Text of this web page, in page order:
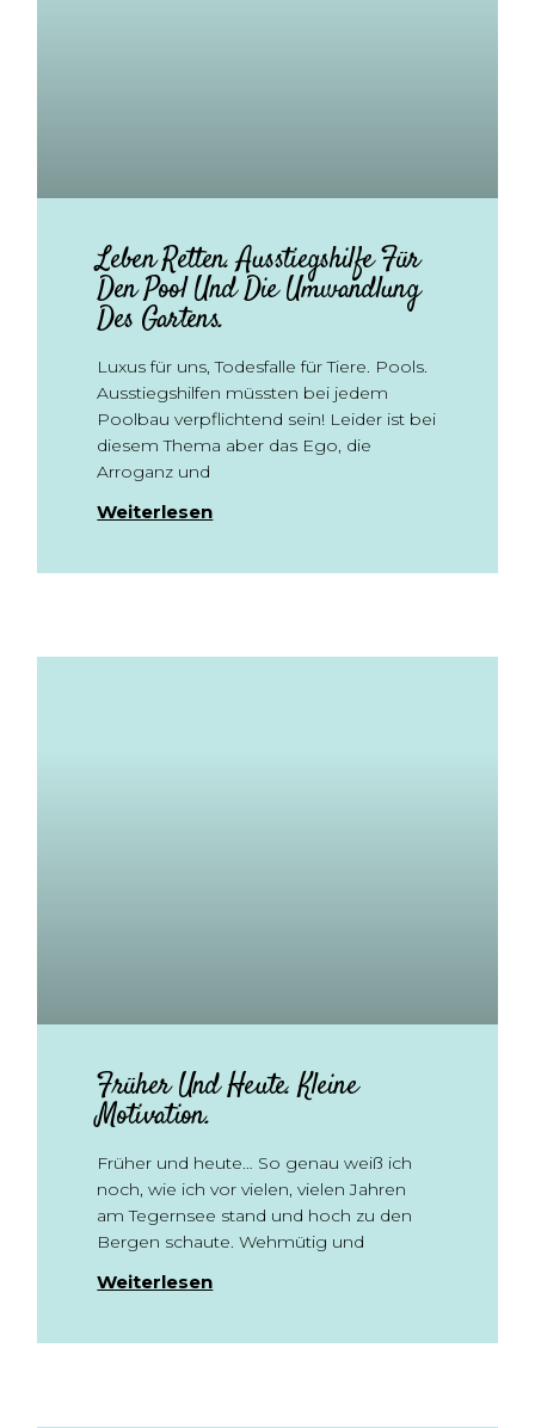
Leben Retten. Ausstiegshilfe Für
Den Pool Und Die Umwandlung
Des Gartens.
Luxus für uns, Todesfalle für Tiere. Pools.
Ausstiegshilfen müssten bei jedem
Poolbau verpflichtend sein! Leider ist bei
diesem Thema aber das Ego, die
Arroganz und
Weiterlesen
Früher Und Heute. Kleine
Motivation.
Früher und heute… So genau weiß ich
noch, wie ich vor vielen, vielen Jahren
am Tegernsee stand und hoch zu den
Bergen schaute. Wehmütig und
Weiterlesen